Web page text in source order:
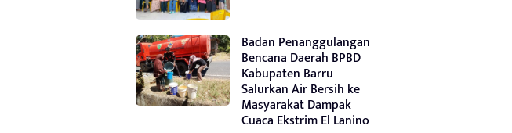
Badan Penanggulangan
Bencana Daerah BPBD
Kabupaten Barru
Salurkan Air Bersih ke
Masyarakat Dampak
Cuaca Ekstrim El Lanino